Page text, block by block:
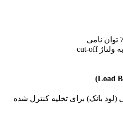
بانک) برای تخلیه کنترل شده